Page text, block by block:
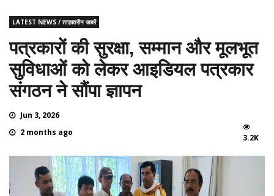
LATEST NEWS / ताज़ातरीन खबरें
पत्रकारों की सुरक्षा, सम्मान और मूलभूत
सुविधाओं को लेकर आइडियल पत्रकार
संगठन ने सौंपा ज्ञापन
Jun 3, 2026
2 months ago
3.2K